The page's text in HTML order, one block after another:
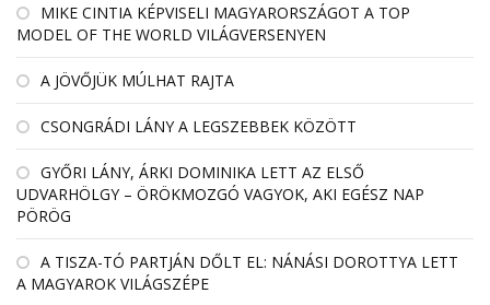
MIKE CINTIA KÉPVISELI MAGYARORSZÁGOT A TOP
MODEL OF THE WORLD VILÁGVERSENYEN
A JÖVŐJÜK MÚLHAT RAJTA
CSONGRÁDI LÁNY A LEGSZEBBEK KÖZÖTT
GYŐRI LÁNY, ÁRKI DOMINIKA LETT AZ ELSŐ
UDVARHÖLGY – ÖRÖKMOZGÓ VAGYOK, AKI EGÉSZ NAP
PÖRÖG
A TISZA-TÓ PARTJÁN DŐLT EL: NÁNÁSI DOROTTYA LETT
A MAGYAROK VILÁGSZÉPE